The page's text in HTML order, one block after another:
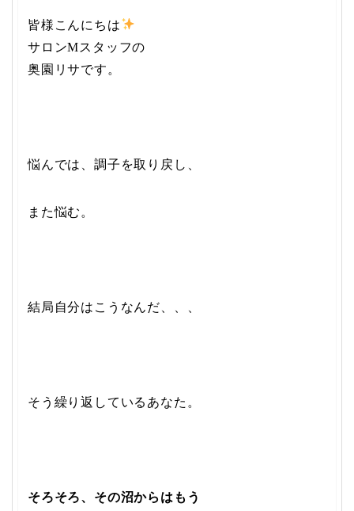
皆様こんにちは
サロンMスタッフの
奥園リサです。
悩んでは、調子を取り戻し、
また悩む。
結局自分はこうなんだ、、、
そう繰り返しているあなた。
そろそろ、その沼からはもう